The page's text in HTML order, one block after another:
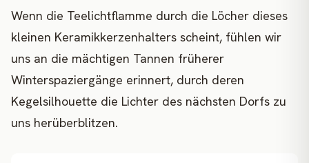
Wenn die Teelichtflamme durch die Löcher dieses
kleinen Keramikkerzenhalters scheint, fühlen wir
uns an die mächtigen Tannen früherer
Winterspaziergänge erinnert, durch deren
Kegelsilhouette die Lichter des nächsten Dorfs zu
uns herüberblitzen.